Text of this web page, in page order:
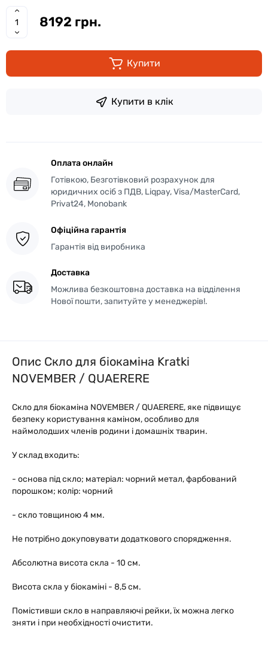
8192 грн.
Купити
Купити в клік
Оплата онлайн
Готівкою, Безготівковий розрахунок для
юридичних осіб з ПДВ, Liqpay, Visa/MasterCard,
Privat24, Monobank
Офіційна гарантія
Гарантія від виробника
Доставка
Можлива безкоштовна доставка на відділення
Нової пошти, запитуйте у менеджерів!.
Опис Скло для біокаміна Kratki
NOVEMBER / QUAERERE
Скло для біокаміна NOVEMBER / QUAERERE, яке підвищує
безпеку користування каміном, особливо для
наймолодших членів родини і домашніх тварин.
У склад входить:
- основа під скло; матеріал: чорний метал, фарбований
порошком; колір: чорний
- скло товщиною 4 мм.
Не потрібно докуповувати додаткового спорядження.
Абсолютна висота скла - 10 см.
Висота скла у біокаміні - 8,5 см.
Помістивши скло в направляючі рейки, їх можна легко
зняти і при необхідності очистити.